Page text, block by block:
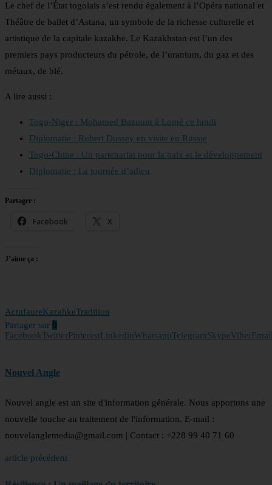
Le chef de l’État togolais s’est rendu également à l’Opéra national et
Théâtre de ballet d’Astana, un symbole de la richesse culturelle et
artistique de la capitale kazakhe. Le Kazakhstan est l’un des
premiers pays producteurs du pétrole, de l’uranium, du gaz et des
métaux, de blé.
A lire aussi :
Togo-Niger : Mohamed Bazoum à Lomé ce lundi
Diplomatie : Robert Dussey en visite en Russie
Togo-Chine : Un partenariat pour la paix et le développement
Diplomatie : La tournée d’adieu
Partager :
Facebook X
J’aime ça :
ActufaureKazahkeTradition
Partager sur 0
FacebookTwitterPinterestLinkedinWhatsappTelegramSkypeViber
Nouvel Angle
Nouvel angle est un site d'information générale. Nous apportons une
nouvelle touche au traitement de l'information. E-mail :
nouvelanglemedia@gmail.com | Contact : +228 99 40 71 60
article précédent